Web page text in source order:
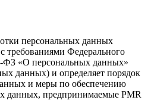
персональных данных
требованиями Федерального
ФЗ «О персональных данных»
данных) и определяет порядок
и меры по обеспечению
данных, предпринимаемые PMR